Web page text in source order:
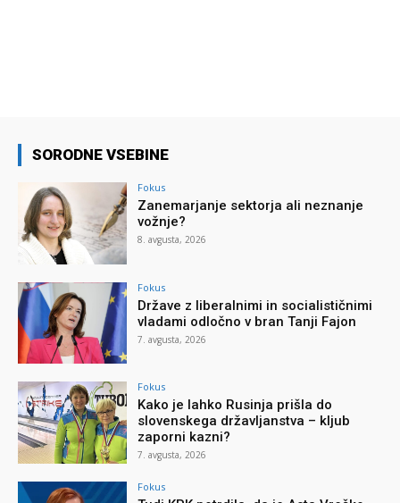
SORODNE VSEBINE
Fokus
Zanemarjanje sektorja ali neznanje
vožnje?
8. avgusta, 2026
Fokus
Države z liberalnimi in socialističnimi
vladami odločno v bran Tanji Fajon
7. avgusta, 2026
Fokus
Kako je lahko Rusinja prišla do
slovenskega državljanstva – kljub
zaporni kazni?
7. avgusta, 2026
Fokus